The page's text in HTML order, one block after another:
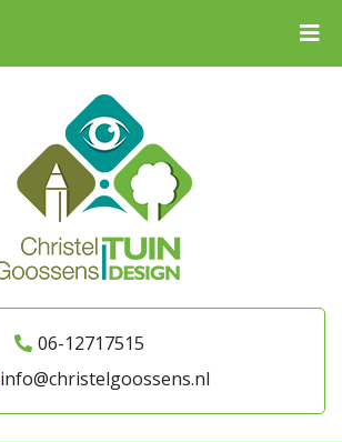
06-12717515
info@christelgoossens.nl